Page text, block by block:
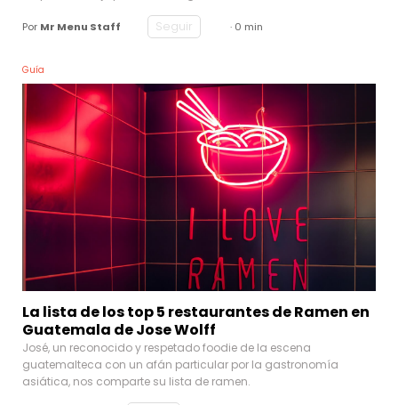
Por Mr Menu Staff Seguir · 0 min
Guía
La lista de los top 5 restaurantes de Ramen en
Guatemala de Jose Wolff
José, un reconocido y respetado foodie de la escena
guatemalteca con un afán particular por la gastronomía
asiática, nos comparte su lista de ramen.